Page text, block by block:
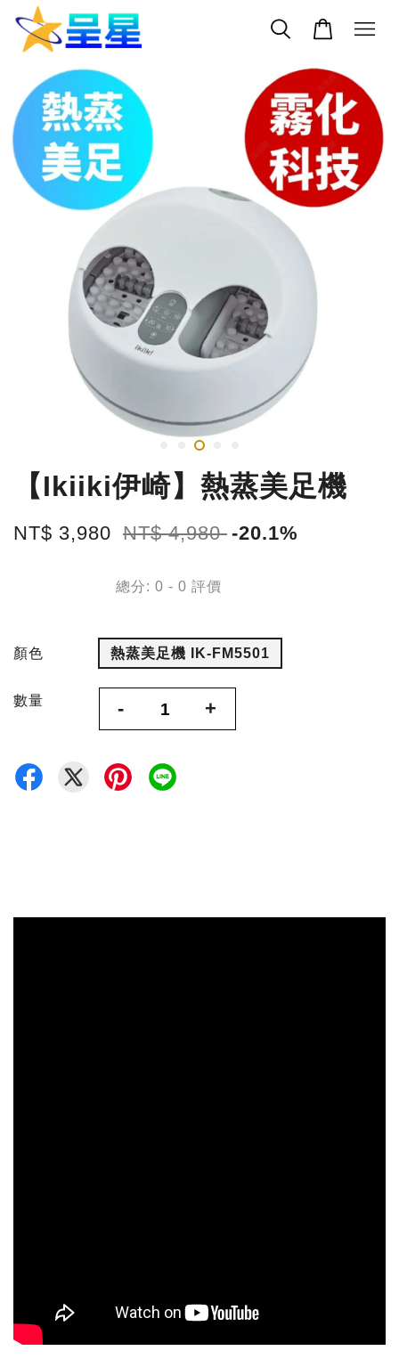
【Ikiiki伊崎】熱蒸美足機
NT$ 3,980 NT$ 4,980 -20.1%
總分: 0 - 0 評價
顏色 熱蒸美足機 IK-FM5501
數量 - +